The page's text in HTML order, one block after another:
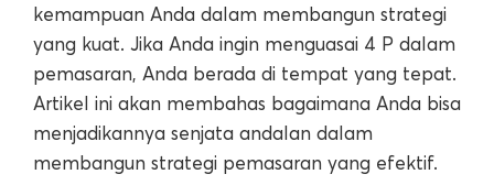
kemampuan Anda dalam membangun strategi
yang kuat. Jika Anda ingin menguasai 4 P dalam
pemasaran, Anda berada di tempat yang tepat.
Artikel ini akan membahas bagaimana Anda bisa
menjadikannya senjata andalan dalam
membangun strategi pemasaran yang efektif.